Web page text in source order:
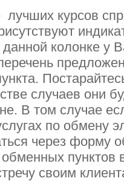
курсов
колонке у
случаев они
В том случае
по обмену
через форму
пунктов
своим